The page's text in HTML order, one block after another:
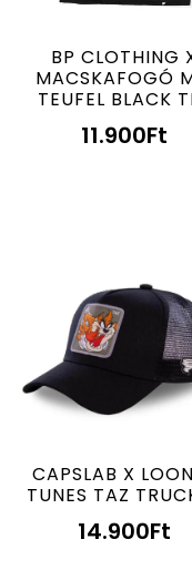
BP CLOTHING
MACSKAFOGÓ
TEUFEL BLACK
11.900Ft
CAPSLAB X
TUNES TAZ
14.900Ft